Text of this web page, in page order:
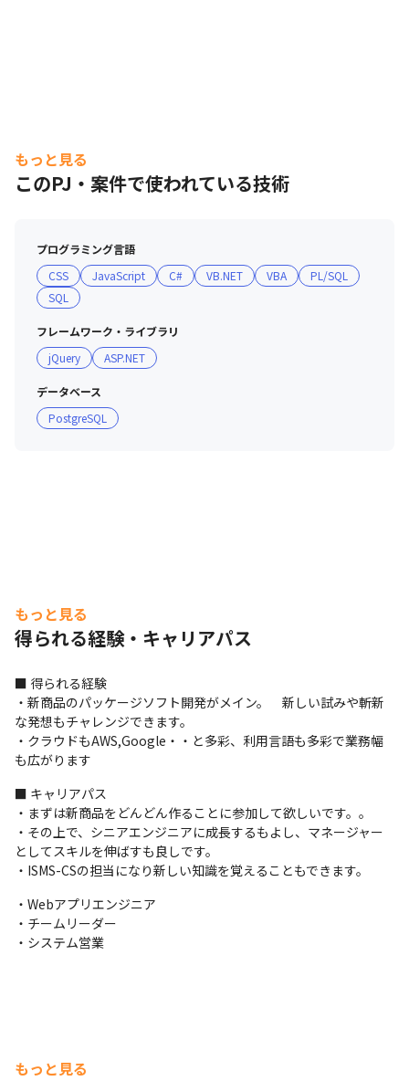
もっと見る
このPJ・案件で使われている技術
プログラミング言語
CSS
JavaScript C# VB.NET VBA
PL/SQL
SQL
フレームワーク・ライブラリ
jQuery
ASP.NET
データベース
PostgreSQL
もっと見る
得られる経験・キャリアパス
■ 得られる経験
・新商品のパッケージソフト開発がメイン。　新しい試みや斬新
な発想もチャレンジできます。
・クラウドもAWS,Google・・と多彩、利用言語も多彩で業務幅
も広がります
■ キャリアパス
・まずは新商品をどんどん作ることに参加して欲しいです。。
・その上で、シニアエンジニアに成長するもよし、マネージャー
としてスキルを伸ばすも良しです。
・ISMS-CSの担当になり新しい知識を覚えることもできます。
・Webアプリエンジニア
・チームリーダー
・システム営業
もっと見る